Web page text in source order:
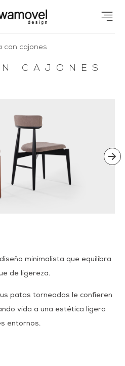
con cajones
CAJONES
minimalista que equilibra
de ligereza.
patas torneadas le confieren
vida a una estética ligera
entornos.